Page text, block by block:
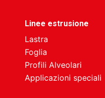
Linee estrusione
Lastra
Foglia
Profili Alveolari
Applicazioni speciali